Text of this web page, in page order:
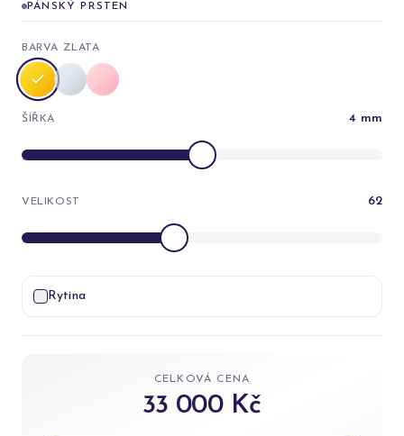
PÁNSKÝ PRSTEN
BARVA ZLATA
ŠÍŘKA 4 mm
VELIKOST 62
Rytina
CELKOVÁ CENA
33 000 Kč